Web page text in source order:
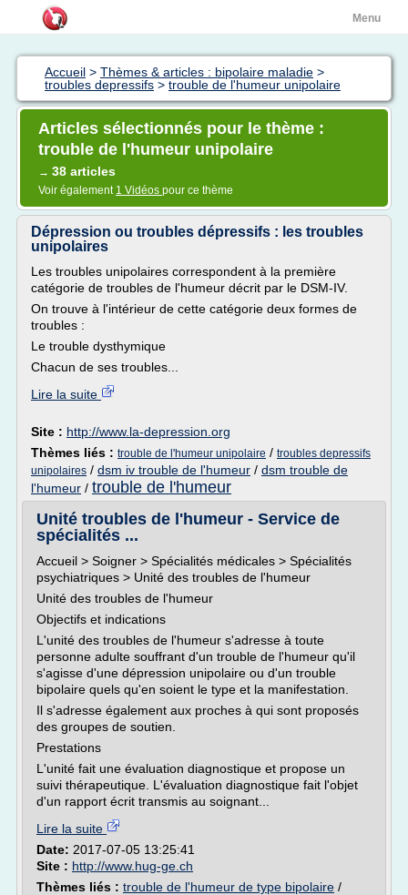
Menu
Accueil > Thèmes & articles : bipolaire maladie >
troubles depressifs > trouble de l'humeur unipolaire
Articles sélectionnés pour le thème :
trouble de l'humeur unipolaire
→ 38 articles
Voir également 1 Vidéos pour ce thème
Dépression ou troubles dépressifs : les troubles
unipolaires
Les troubles unipolaires correspondent à la première
catégorie de troubles de l'humeur décrit par le DSM-IV.
On trouve à l'intérieur de cette catégorie deux formes de
troubles :
Le trouble dysthymique
Chacun de ses troubles...
Lire la suite
Site : http://www.la-depression.org
Thèmes liés : trouble de l'humeur unipolaire / troubles depressifs
unipolaires / dsm iv trouble de l'humeur / dsm trouble de
l'humeur / trouble de l'humeur
Unité troubles de l'humeur - Service de
spécialités ...
Accueil > Soigner > Spécialités médicales > Spécialités
psychiatriques > Unité des troubles de l'humeur
Unité des troubles de l'humeur
Objectifs et indications
L'unité des troubles de l'humeur s'adresse à toute
personne adulte souffrant d'un trouble de l'humeur qu'il
s'agisse d'une dépression unipolaire ou d'un trouble
bipolaire quels qu'en soient le type et la manifestation.
Il s'adresse également aux proches à qui sont proposés
des groupes de soutien.
Prestations
L'unité fait une évaluation diagnostique et propose un
suivi thérapeutique. L'évaluation diagnostique fait l'objet
d'un rapport écrit transmis au soignant...
Lire la suite
Date: 2017-07-05 13:25:41
Site : http://www.hug-ge.ch
Thèmes liés : trouble de l'humeur de type bipolaire /